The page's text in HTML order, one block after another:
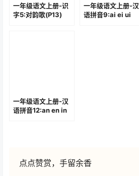
一年级语文上册-识
字5:对韵歌(P13)
一年级语文上册-汉
语拼音9:ai ei ui
一年级语文上册-汉
语拼音12:an en in
点点赞赏，手留余香